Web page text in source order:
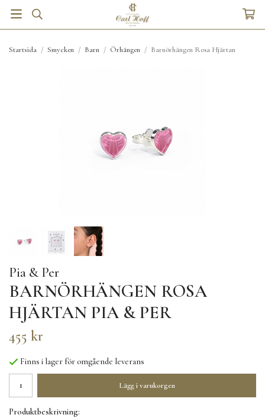
Startsida / Smycken / Barn / Örhängen / Barnörhängen Rosa Hjärtan
Pia & Per
BARNÖRHÄNGEN ROSA
HJÄRTAN PIA & PER
455 kr
Finns i lager för omgående leverans
Lägg i varukorgen
Produktbeskrivning: